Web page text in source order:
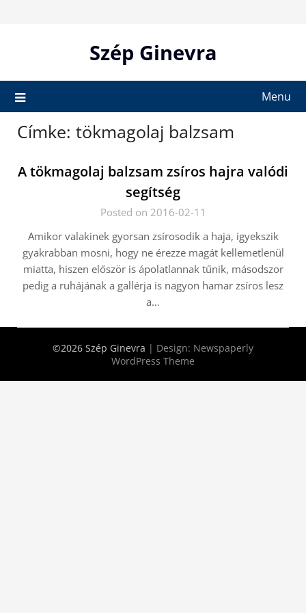
Szép Ginevra
Menu
Címke: tökmagolaj balzsam
A tökmagolaj balzsam zsíros hajra valódi
segítség
Posted on 2016-02-11
Amikor valakinek gyorsan zsírosodik a haja, igyekszik
gyakrabban mosni, hogy ne érezze magát kellemetlenül
miatta, hiszen először is ápolatlannak tűnik, másodszor
pedig a ruhájának a gallérja is nagyon hamar zsíros lesz
a…
©2026 Szép Ginevra | Design: Newspaperly
WordPress Theme